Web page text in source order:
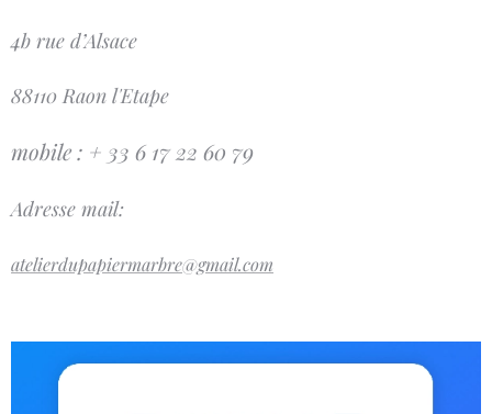
4b rue d’Alsace
88110 Raon l'Etape
mobile : + 33 6 17 22 60 79
Adresse mail:
atelierdupapiermarbre@gmail.com